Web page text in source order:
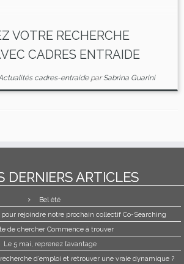
VOTRE RECHERCHE
CADRES ENTRAIDE
cadres-entraide parSabrina Guarini
DERNIERS ARTICLES
Bel été
pour rejoindre notre prochain collectif Co-Searching
de chercher Commence à trouver
Le 5 mai, reprenez l’avantage
d’emploi et retrouver une vraie dynamique ?